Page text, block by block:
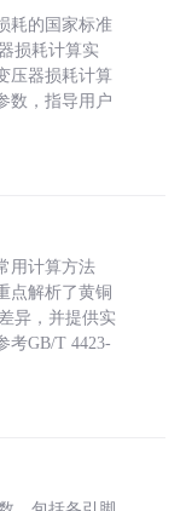
耗的国家标准
损耗计算实
压器损耗计算
数，指导用户
用计算方法
点解析了黄铜
异，并提供实
考GB/T 4423-